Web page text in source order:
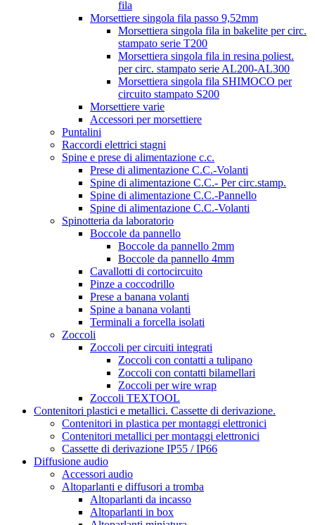
fila
Morsettiere singola fila passo 9,52mm
Morsettiera singola fila in bakelite per circ.
stampato serie T200
Morsettiera singola fila in resina poliest.
per circ. stampato serie AL200-AL300
Morsettiera singola fila SHIMOCO per
circuito stampato S200
Morsettiere varie
Accessori per morsettiere
Puntalini
Raccordi elettrici stagni
Spine e prese di alimentazione c.c.
Prese di alimentazione C.C.-Volanti
Spine di alimentazione C.C.- Per circ.stamp.
Spine di alimentazione C.C.-Pannello
Spine di alimentazione C.C.-Volanti
Spinotteria da laboratorio
Boccole da pannello
Boccole da pannello 2mm
Boccole da pannello 4mm
Cavallotti di cortocircuito
Pinze a coccodrillo
Prese a banana volanti
Spine a banana volanti
Terminali a forcella isolati
Zoccoli
Zoccoli per circuiti integrati
Zoccoli con contatti a tulipano
Zoccoli con contatti bilamellari
Zoccoli per wire wrap
Zoccoli TEXTOOL
Contenitori plastici e metallici. Cassette di derivazione.
Contenitori in plastica per montaggi elettronici
Contenitori metallici per montaggi elettronici
Cassette di derivazione IP55 / IP66
Diffusione audio
Accessori audio
Altoparlanti e diffusori a tromba
Altoparlanti da incasso
Altoparlanti in box